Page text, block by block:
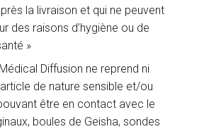
la livraison et qui ne peuvent
des raisons d’hygiène ou de
»
Diffusion ne reprend ni
article de nature sensible et/ou
être en contact avec le
boules de Geisha, sondes